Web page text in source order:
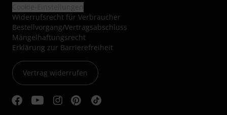
Widerrufsrecht für Verbraucher
Bestellvorgang/Vertragsabschluss
Mängelhaftungsrecht
Erklärung zur Barrierefreiheit
Vertrag widerrufen